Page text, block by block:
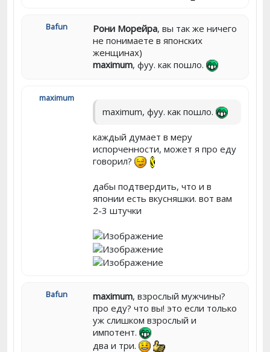
Bafun Рони Морейра, вы так же ничего
не понимаете в японских
женщинах)
maximum, фуу. как пошло.
maximum
maximum, фуу. как пошло.
каждый думает в меру
испорченности, может я про еду
говорил?
дабы подтвердить, что и в
японии есть вкусняшки. вот вам
2-3 штучки
Bafun maximum, взрослый мужчины?
про еду? что вы! это если только
уж слишком взрослый и
импотент.
два и три.